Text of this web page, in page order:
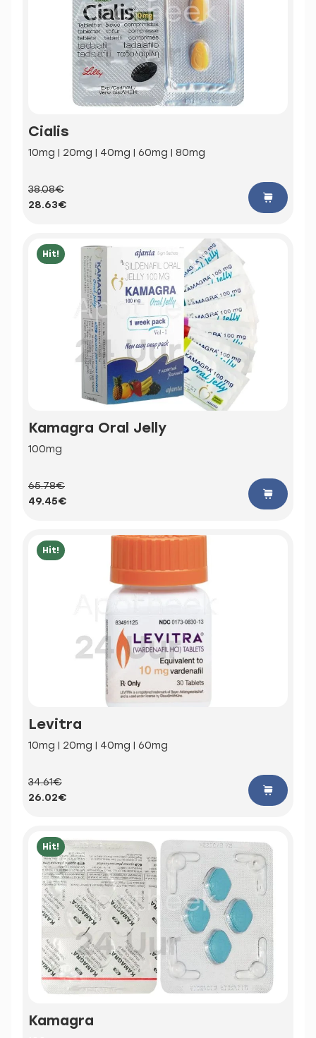
Cialis
10mg | 20mg | 40mg | 60mg | 80mg
38.08€
28.63€
Hit!
Kamagra Oral Jelly
100mg
65.78€
49.45€
Hit!
Levitra
10mg | 20mg | 40mg | 60mg
34.61€
26.02€
Hit!
Kamagra